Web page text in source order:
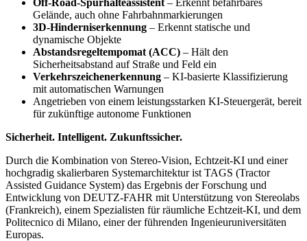
Gelände, auch ohne Fahrbahnmarkierungen
3D-Hinderniserkennung – Erkennt statische und
dynamische Objekte
Abstandsregeltempomat (ACC) – Hält den
Sicherheitsabstand auf Straße und Feld ein
Verkehrszeichenerkennung – KI-basierte Klassifizierung
mit automatischen Warnungen
Angetrieben von einem leistungsstarken KI-Steuergerät, bereit
für zukünftige autonome Funktionen
Sicherheit. Intelligent. Zukunftssicher.
Durch die Kombination von Stereo-Vision, Echtzeit-KI und einer
hochgradig skalierbaren Systemarchitektur ist TAGS (Tractor
Assisted Guidance System) das Ergebnis der Forschung und
Entwicklung von DEUTZ-FAHR mit Unterstützung von Stereolabs
(Frankreich), einem Spezialisten für räumliche Echtzeit-KI, und dem
Politecnico di Milano, einer der führenden Ingenieuruniversitäten
Europas.